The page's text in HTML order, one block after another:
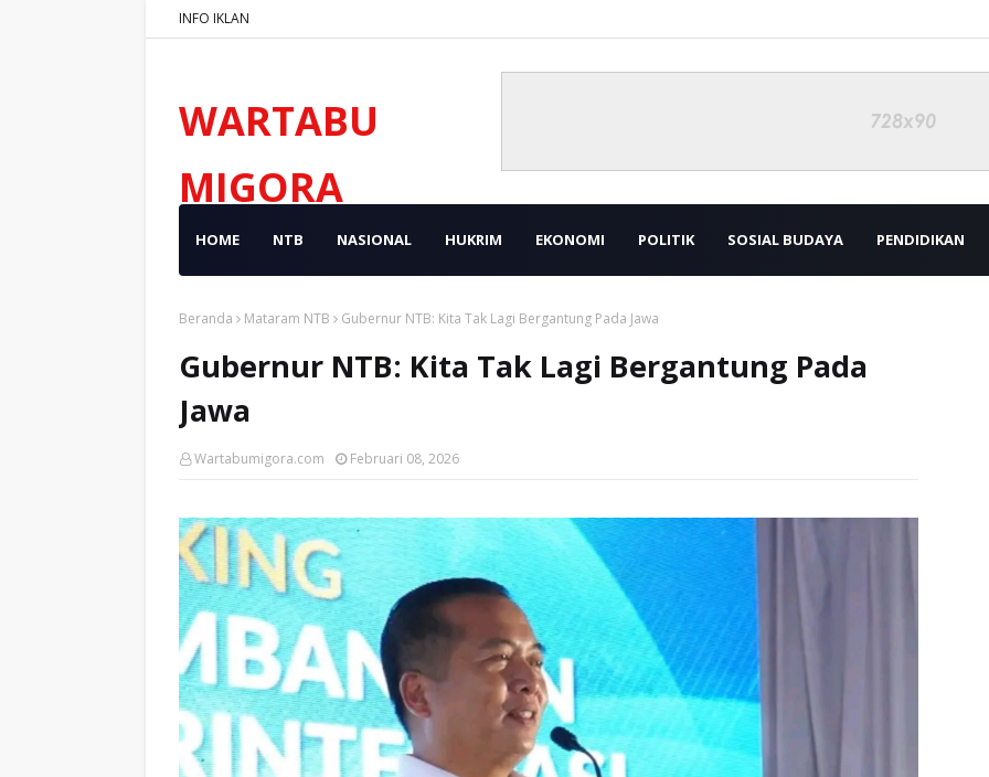
INFO IKLAN
WARTABU
MIGORA
HOME NTB NASIONAL HUKRIM EKONOMI POLITIK SOSIAL BUDAYA PENDIDIKAN
Beranda Mataram NTB Gubernur NTB: Kita Tak Lagi Bergantung Pada Jawa
Gubernur NTB: Kita Tak Lagi Bergantung Pada
Jawa
Wartabumigora.com Februari 08, 2026